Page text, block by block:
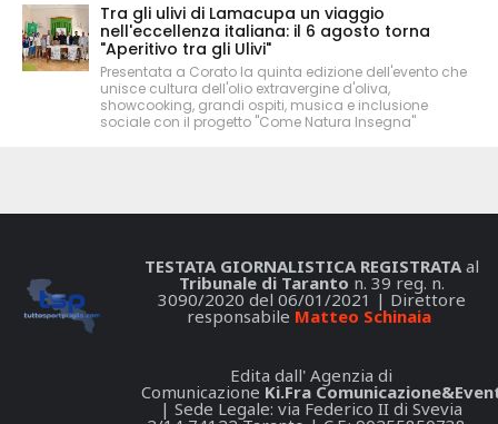
Tra gli ulivi di Lamacupa un viaggio
nell'eccellenza italiana: il 6 agosto torna
"Aperitivo tra gli Ulivi"
Presentata a Corato la quinta edizione dell'evento che
unisce cultura dell'olio extravergine d'oliva,
showcooking, grandi ospiti, musica e inclusione
sociale con il progetto "Come Natura Insegna"
TESTATA GIORNALISTICA REGISTRATAal
Tribunale di Taranto n. 39 reg. n.
3090/2020 del 06/01/2021 | Direttore
responsabile Matteo Schinaia
Edita dall' Agenzia di
Comunicazione Ki.Fra
| Sede Legale: via Federico II di Svevia